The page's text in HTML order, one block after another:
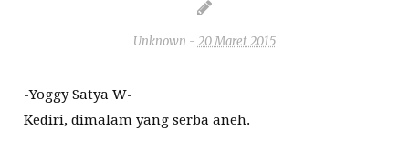
Unknown - 20 Maret 2015
-Yoggy Satya W-
Kediri, dimalam yang serba aneh.